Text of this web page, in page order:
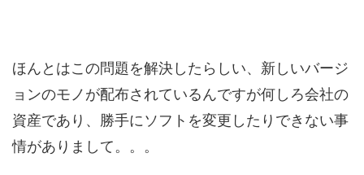
ほんとはこの問題を解決したらしい、新しいバージ
ョンのモノが配布されているんですが何しろ会社の
資産であり、勝手にソフトを変更したりできない事
情がありまして。。。